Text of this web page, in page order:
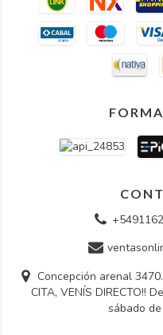
Concepción arenal
CITA, VENÍS DIRECTO!!
sábado